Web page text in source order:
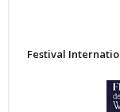
Festival